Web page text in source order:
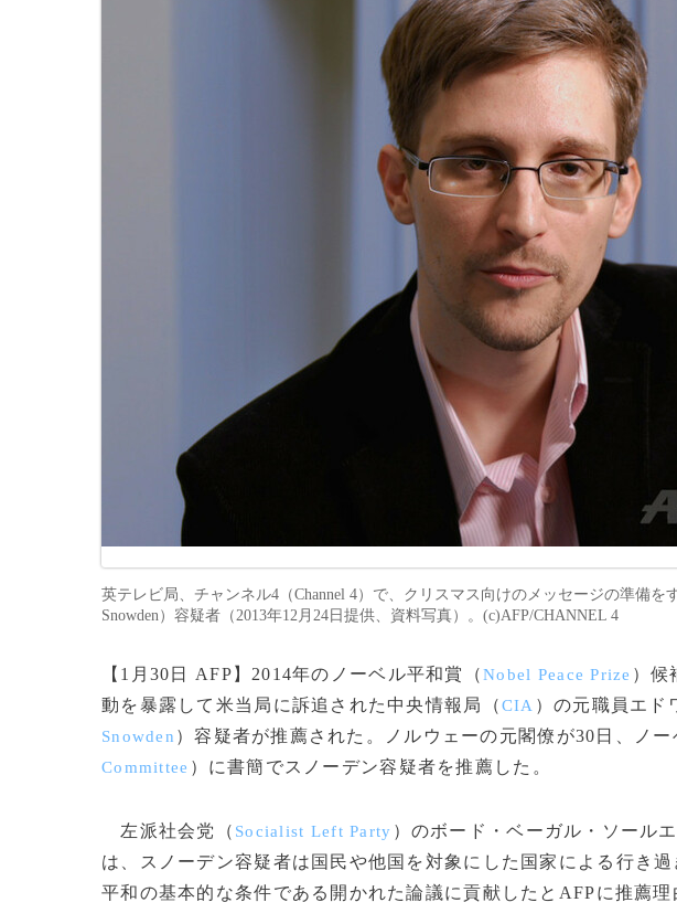
英テレビ局、チャンネル4（Channel 4）で、クリスマス向けのメッセージの準備を
Snowden）容疑者（2013年12月24日提供、資料写真）。(c)AFP/CHANNEL 4
【1月30日 AFP】2014年のノーベル平和賞（Nobel Peace Prize ）候
動を暴露して米当局に訴追された中央情報局（CIA ）の元職員エド
Snowden ）容疑者が推薦された。ノルウェーの元閣僚が30日、ノー
Committee ）に書簡でスノーデン容疑者を推薦した。
左派社会党（ Socialist Left Party ）のボード・ベーガル・ソール
は、スノーデン容疑者は国民や他国を対象にした国家による行き
平和の基本的な条件である開かれた論議に貢献したとAFPに推薦理